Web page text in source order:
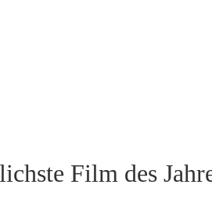
Film des